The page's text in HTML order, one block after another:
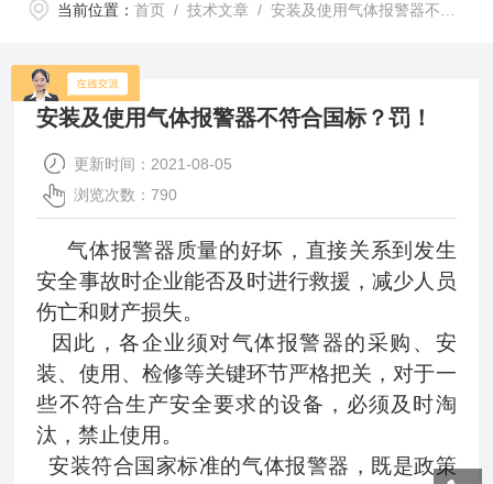
当前位置：首页 /技术文章 / 安装及使用气体报警器不符合国标？罚！
安装及使用气体报警器不符合国标？罚！
更新时间：2021-08-05
浏览次数：790
气体报警器质量的好坏，直接关系到发生
安全事故时企业能否及时进行救援，减少人员
伤亡和财产损失。
因此，各企业须对气体报警器的采购、安
装、使用、检修等关键环节严格把关，对于一
些不符合生产安全要求的设备，必须及时淘
汰，禁止使用。
安装符合国家标准的气体报警器，既是政策